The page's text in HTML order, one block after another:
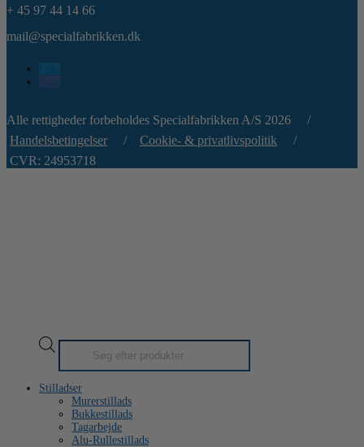
+ 45 97 44 14 66
mail@specialfabrikken.dk
Følg
Alle rettigheder forbeholdes Specialfabrikken A/S 2026 /
Handelsbetingelser / Cookie- & privatlivspolitik /
CVR: 24953718
Products
Stilladser
Murerstillads
Bukkestillads
Tagarbejde
Alu-Rullestillads